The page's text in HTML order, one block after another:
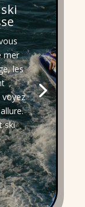
mer
les
ski